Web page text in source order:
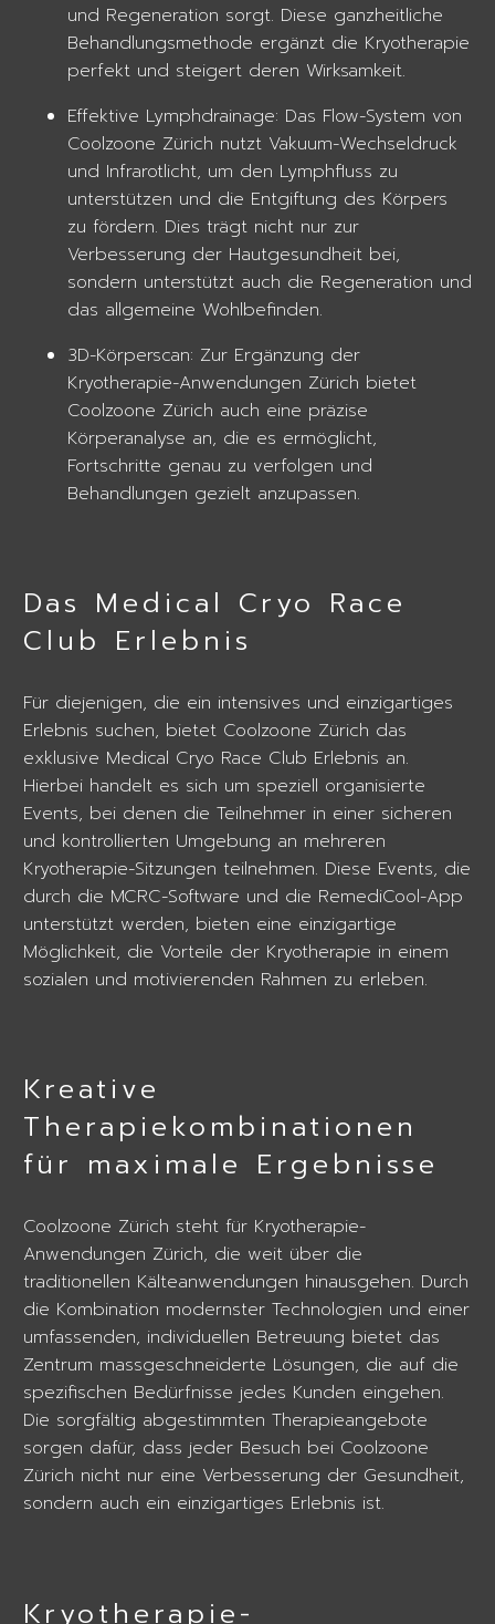
und Regeneration sorgt. Diese ganzheitliche
Behandlungsmethode ergänzt die Kryotherapie
perfekt und steigert deren Wirksamkeit.
Effektive Lymphdrainage: Das Flow-System von
Coolzoone Zürich nutzt Vakuum-Wechseldruck
und Infrarotlicht, um den Lymphfluss zu
unterstützen und die Entgiftung des Körpers
zu fördern. Dies trägt nicht nur zur
Verbesserung der Hautgesundheit bei,
sondern unterstützt auch die Regeneration und
das allgemeine Wohlbefinden.
3D-Körperscan: Zur Ergänzung der
Kryotherapie-Anwendungen Zürich bietet
Coolzoone Zürich auch eine präzise
Körperanalyse an, die es ermöglicht,
Fortschritte genau zu verfolgen und
Behandlungen gezielt anzupassen.
Das Medical Cryo Race
Club Erlebnis
Für diejenigen, die ein intensives und einzigartiges
Erlebnis suchen, bietet Coolzoone Zürich das
exklusive Medical Cryo Race Club Erlebnis an.
Hierbei handelt es sich um speziell organisierte
Events, bei denen die Teilnehmer in einer sicheren
und kontrollierten Umgebung an mehreren
Kryotherapie-Sitzungen teilnehmen. Diese Events, die
durch die MCRC-Software und die RemediCool-App
unterstützt werden, bieten eine einzigartige
Möglichkeit, die Vorteile der Kryotherapie in einem
sozialen und motivierenden Rahmen zu erleben.
Kreative
Therapiekombinationen
für maximale Ergebnisse
Coolzoone Zürich steht für Kryotherapie-
Anwendungen Zürich, die weit über die
traditionellen Kälteanwendungen hinausgehen. Durch
die Kombination modernster Technologien und einer
umfassenden, individuellen Betreuung bietet das
Zentrum massgeschneiderte Lösungen, die auf die
spezifischen Bedürfnisse jedes Kunden eingehen.
Die sorgfältig abgestimmten Therapieangebote
sorgen dafür, dass jeder Besuch bei Coolzoone
Zürich nicht nur eine Verbesserung der Gesundheit,
sondern auch ein einzigartiges Erlebnis ist.
Kryotherapie-